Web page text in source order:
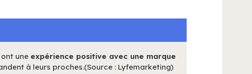
une expérience positive avec une marque
à leurs proches.(Source : Lyfemarketing)